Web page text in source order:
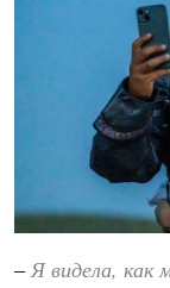
–Я видела, как